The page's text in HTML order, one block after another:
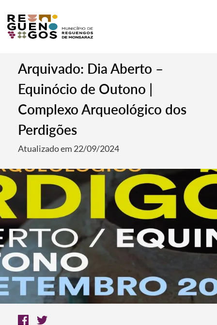
Arquivado: Dia Aberto –
Equinócio de Outono |
Complexo Arqueológico dos
Perdigões
Atualizado em 22/09/2024